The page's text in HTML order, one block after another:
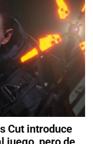
Cut introduce